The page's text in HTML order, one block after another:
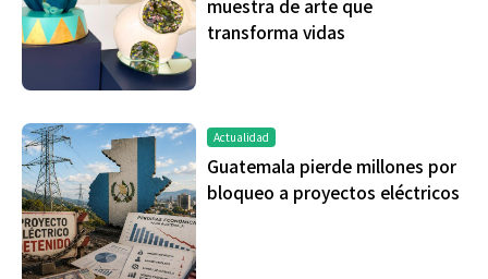
muestra de arte que
transforma vidas
Actualidad
Guatemala pierde millones por
bloqueo a proyectos eléctricos